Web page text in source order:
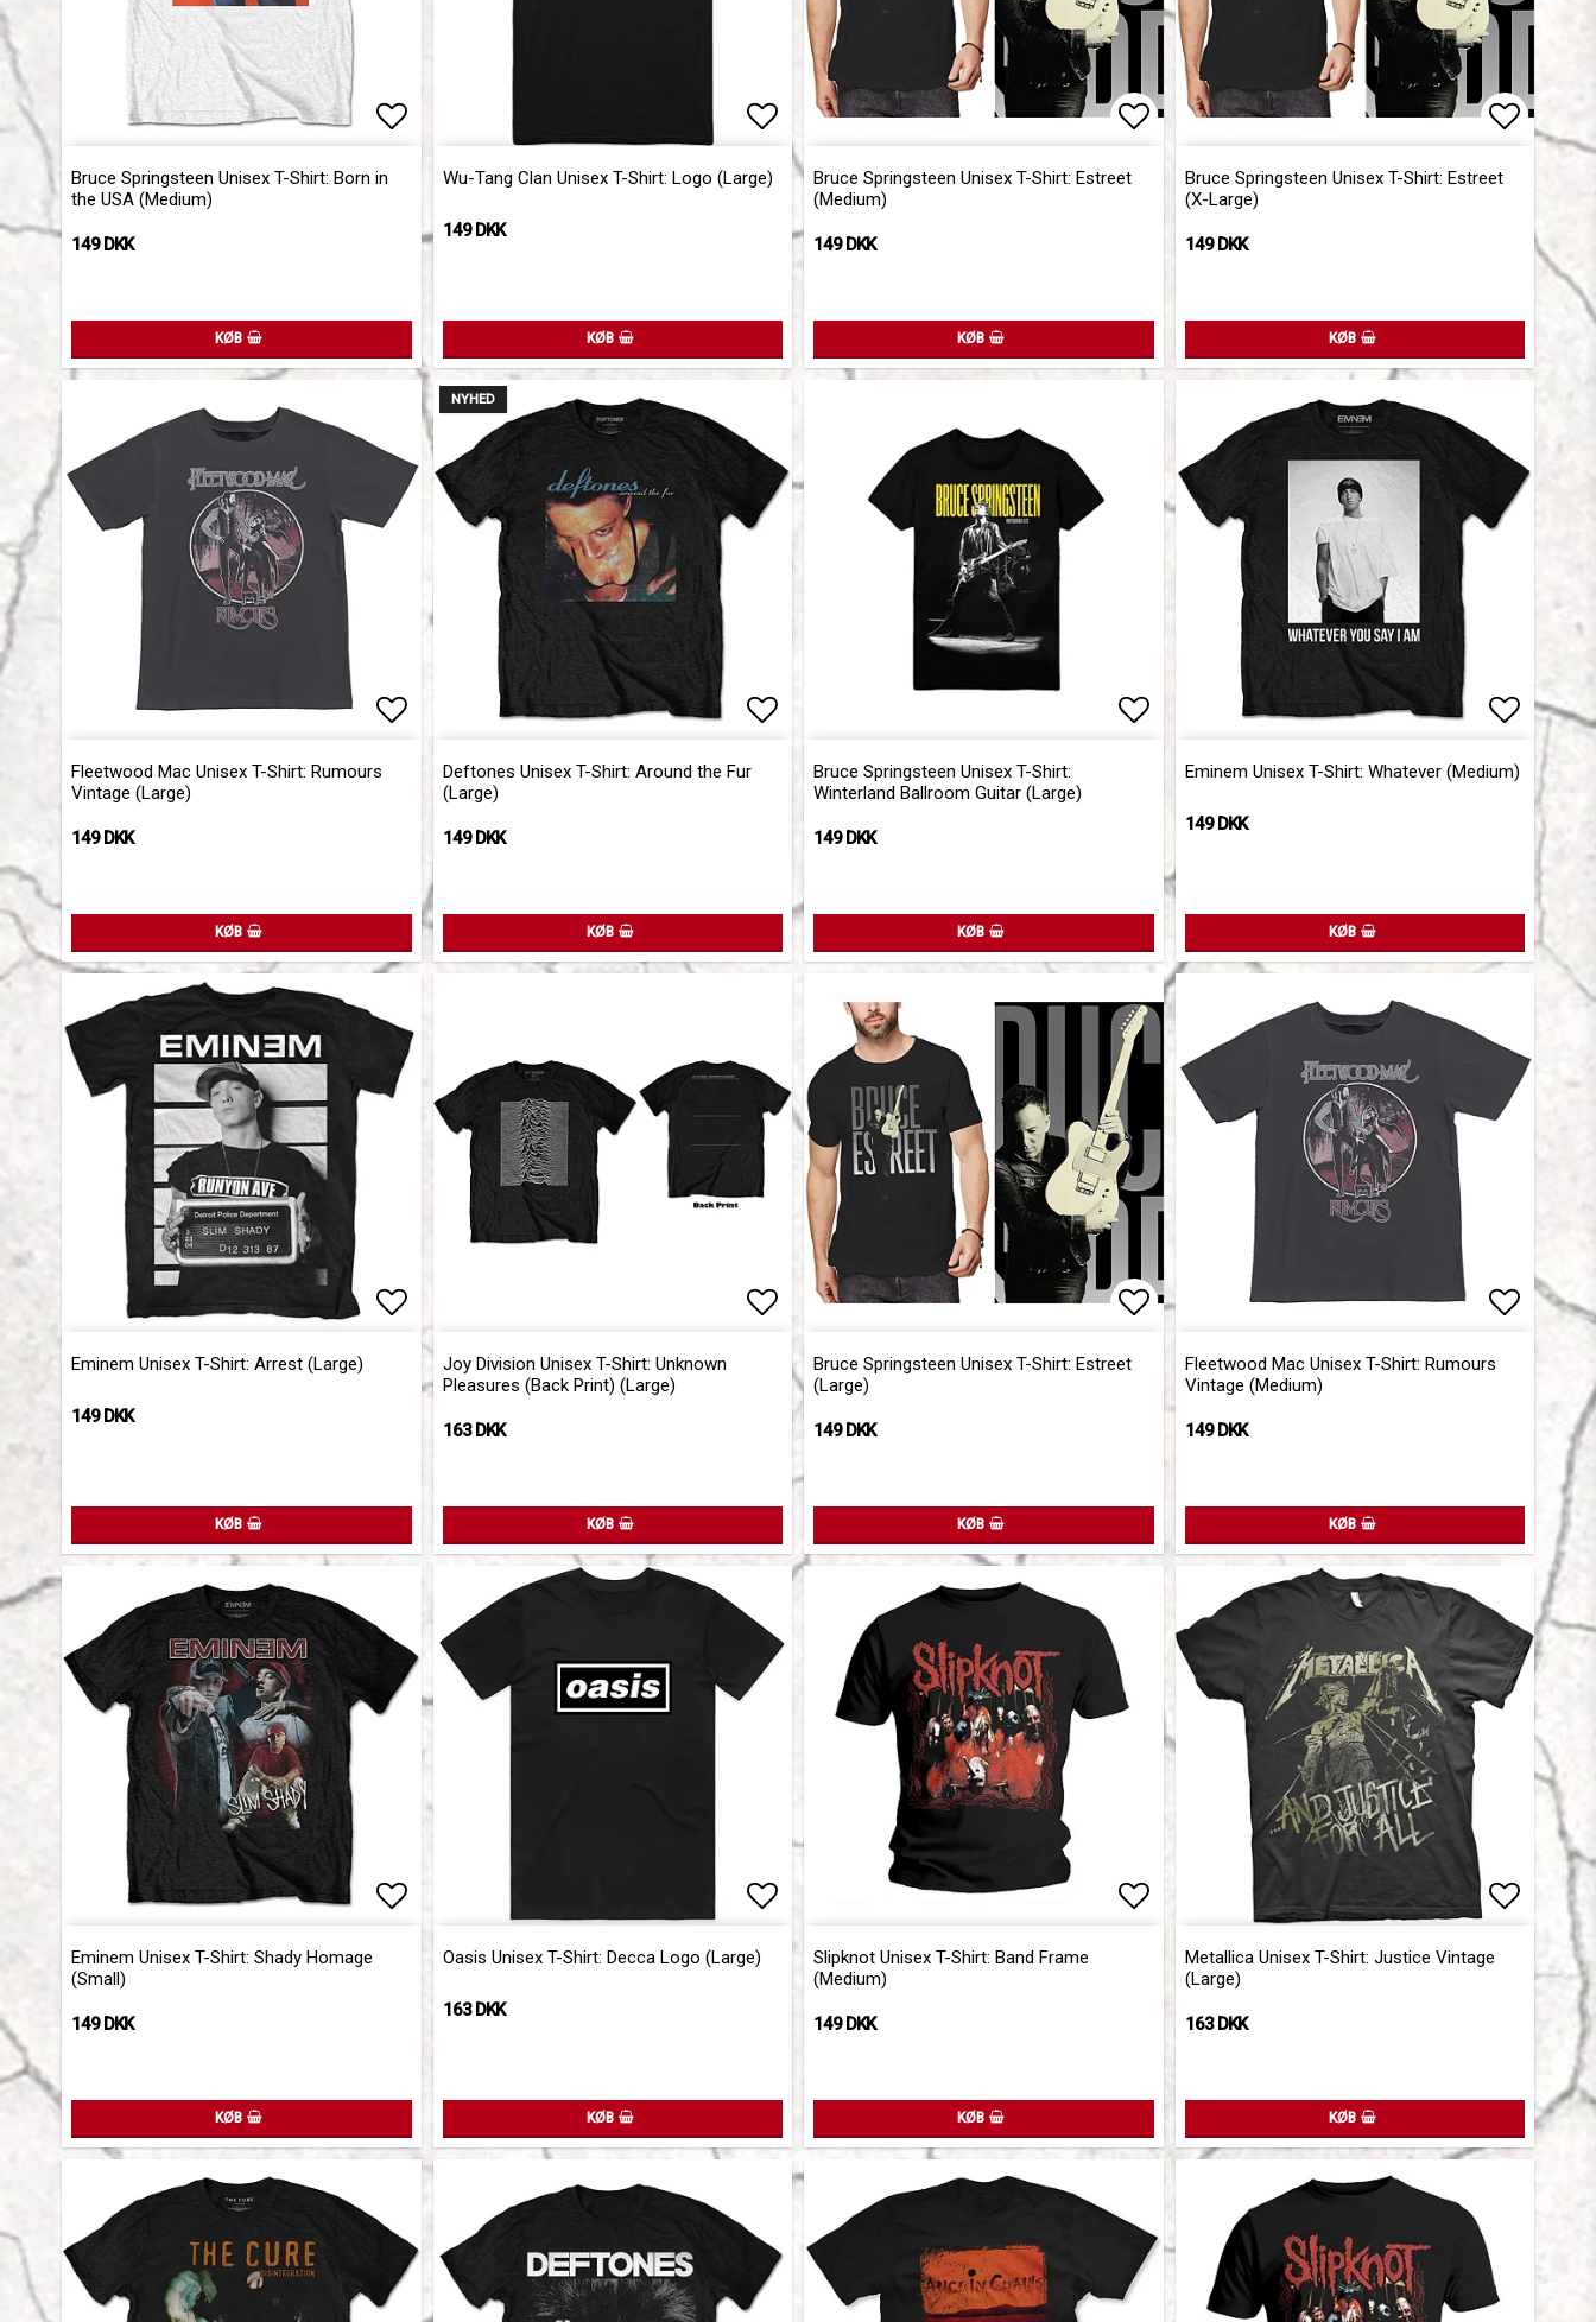
Add to list of favorites
Bruce Springsteen Unisex T-Shirt: Born in
the USA (Medium)
149 DKK
KØB
Add to list of favorites
Wu-Tang Clan Unisex T-Shirt: Logo (Large)
149 DKK
KØB
Bruce Springsteen Unisex T-Shirt: Estreet
(Medium)
149 DKK
KØB
Add
Bruce Springsteen Unisex T-Shirt: Estreet
(X-Large)
149 DKK
KØB
Fleetwood Mac Unisex T-Shirt: Rumours
Vintage (Large)
149 DKK
KØB
NYHED
Deftones Unisex T-Shirt: Around the Fur
(Large)
149 DKK
KØB
Bruce Springsteen Unisex T-Shirt:
Winterland Ballroom Guitar (Large)
149 DKK
KØB
Add
Eminem Unisex T-Shirt: Whatever (Medium)
149 DKK
KØB
Add to list of favorites
Eminem Unisex T-Shirt: Arrest (Large)
149 DKK
KØB
Joy Division Unisex T-Shirt: Unknown
Pleasures (Back Print) (Large)
163 DKK
KØB
Add to list of favorites
Bruce Springsteen Unisex T-Shirt: Estreet
(Large)
149 DKK
KØB
Fleetwood Mac Unisex T-Shirt: Rumours
Vintage (Medium)
149 DKK
KØB
Add to list of favorites
Eminem Unisex T-Shirt: Shady Homage
(Small)
149 DKK
KØB
Add to list of favorites
Oasis Unisex T-Shirt: Decca Logo (Large)
163 DKK
KØB
Add to list of favorites
Slipknot Unisex T-Shirt: Band Frame
(Medium)
149 DKK
KØB
Add
Metallica Unisex T-Shirt: Justice Vintage
(Large)
163 DKK
KØB